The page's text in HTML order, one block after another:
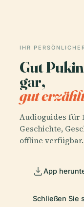
IHR
Gut
gar,
gut
Audioguides für
Geschichte,
offline verfügbar.
App
Schließen Sie